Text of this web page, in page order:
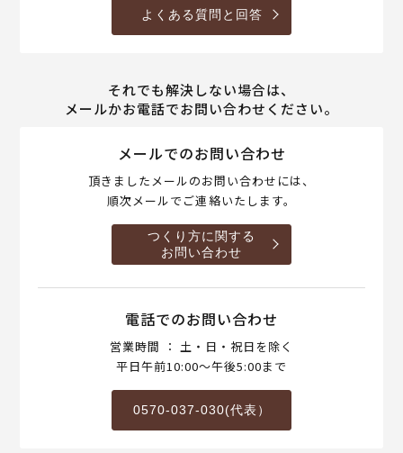
よくある質問と回答
それでも解決しない場合は、
メールかお電話でお問い合わせください。
メールでのお問い合わせ
頂きましたメールのお問い合わせには、
順次メールでご連絡いたします。
つくり方に関する
お問い合わせ
電話でのお問い合わせ
営業時間 ： 土・日・祝日を除く
平日午前10:00～午後5:00まで
0570-037-030(代表）